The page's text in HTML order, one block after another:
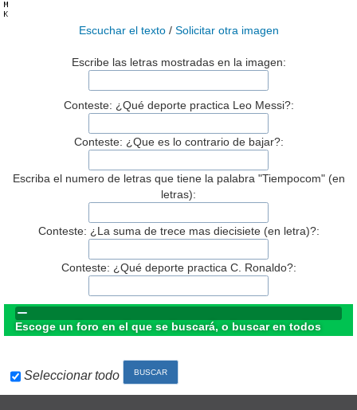
Escuchar el texto/ Solicitar otra imagen
Escribe las letras mostradas en la imagen:
Conteste: ¿Qué deporte practica Leo Messi?:
Conteste: ¿Que es lo contrario de bajar?:
Escriba el numero de letras que tiene la palabra "Tiempocom" (en
letras):
Conteste: ¿La suma de trece mas diecisiete (en letra)?:
Conteste: ¿Qué deporte practica C. Ronaldo?:
Escoge un foro en el que se buscará, o buscar en todos
Seleccionar todo